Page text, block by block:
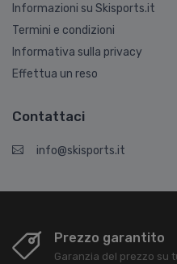
Informazioni su Skisports.it
Termini e condizioni
Informativa sulla privacy
Effettua un reso
Contattaci
info@skisports.it
Prezzo garantito
Garanzia del prezzo su